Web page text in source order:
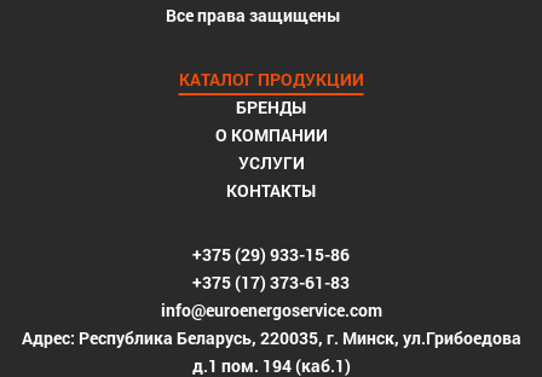
Все права защищены
КАТАЛОГ ПРОДУКЦИИ
БРЕНДЫ
О КОМПАНИИ
УСЛУГИ
КОНТАКТЫ
+375 (29) 933-15-86
+375 (17) 373-61-83
info@euroenergoservice.com
Адрес: Республика Беларусь, 220035, г. Минск, ул.Грибоедова
д.1 пом. 194 (каб.1)